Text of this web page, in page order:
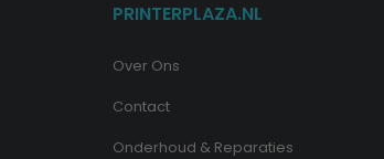
PRINTERPLAZA.NL
Over Ons
Contact
Onderhoud & Reparaties